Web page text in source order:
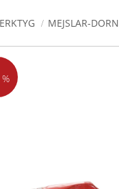
MEJSLAR-DORN
%